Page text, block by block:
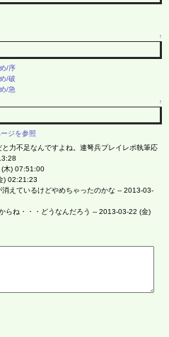
↑
/序
/破
/急
↑
ジを参照
力不足なんですよね。連弩兵プレイレポ執筆応
木) 07:51:00
) 02:21:23
えているけどやめちゃったのかな -- 2013-03-
らね・・・どうなんだろう -- 2013-03-22 (金)